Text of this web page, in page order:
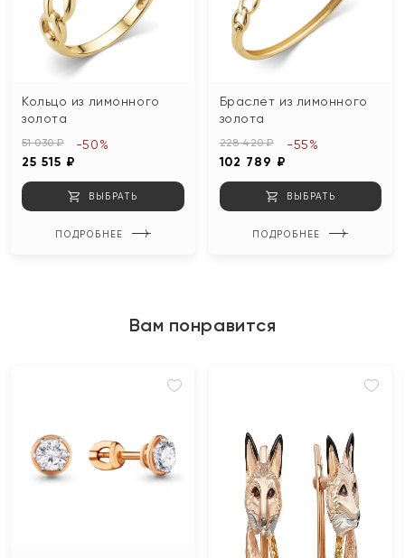
Кольцо из лимонного
золота
51 030 ₽
25 515 ₽
-50%
ВЫБРАТЬ
ПОДРОБНЕЕ
Браслет из лимонного
золота
228 420 ₽
102 789 ₽
-55%
ВЫБРАТЬ
ПОДРОБНЕЕ
Вам понравится